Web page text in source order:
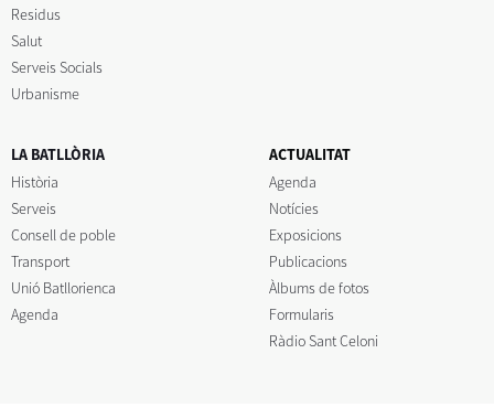
Residus
Salut
Serveis Socials
Urbanisme
LA BATLLÒRIA
Història
Serveis
Consell de poble
Transport
Unió Batllorienca
Agenda
ACTUALITAT
Agenda
Notícies
Exposicions
Publicacions
Àlbums de fotos
Formularis
Ràdio Sant Celoni